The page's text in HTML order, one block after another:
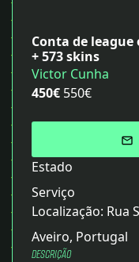
MarketPlace
keyboard_arrow_down
Favoritos
Login
Abrir Conta
place
Todoskeyboard_arrow_down
Conta de league
+ 573 skins
Victor Cunha
450€ 550€
email
Estado
Serviço
Localização: Rua
Aveiro, Portugal
Descrição